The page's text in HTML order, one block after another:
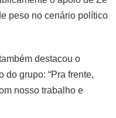
peso no cenário político
destacou o
do grupo: “Pra frente,
nosso trabalho e